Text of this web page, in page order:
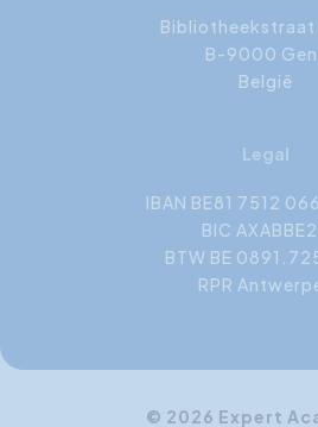
Bibliotheekstraat
B-9000
België
Legal
IBAN BE81 7512
BIC
BTW BE
RPR
© 2026 Expert